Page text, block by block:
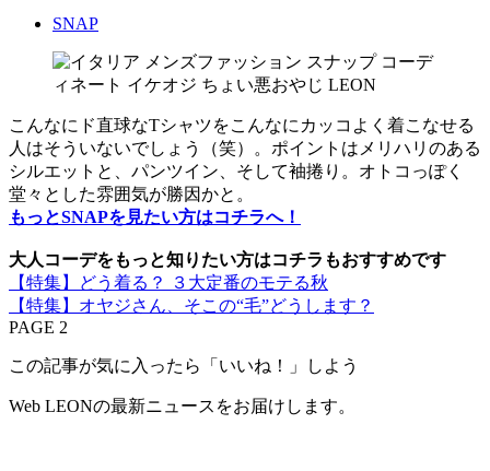
SNAP
こんなにド直球なTシャツをこんなにカッコよく着こなせる
人はそういないでしょう（笑）。ポイントはメリハリのある
シルエットと、パンツイン、そして袖捲り。オトコっぽく
堂々とした雰囲気が勝因かと。
もっとSNAPを見たい方はコチラへ！
大人コーデをもっと知りたい方はコチラもおすすめです
【特集】どう着る？ ３大定番のモテる秋
【特集】オヤジさん、そこの“毛”どうします？
PAGE 2
この記事が気に入ったら「いいね！」しよう
Web LEONの最新ニュースをお届けします。